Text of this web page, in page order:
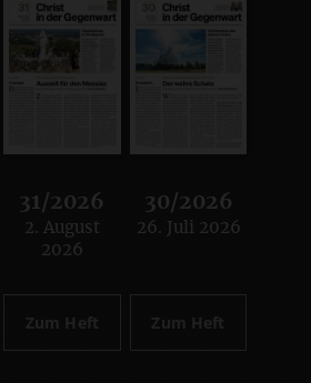
31/2026
:
2. August
2026
Zum Heft
30/2026
:
26. Juli 2026
Zum Heft